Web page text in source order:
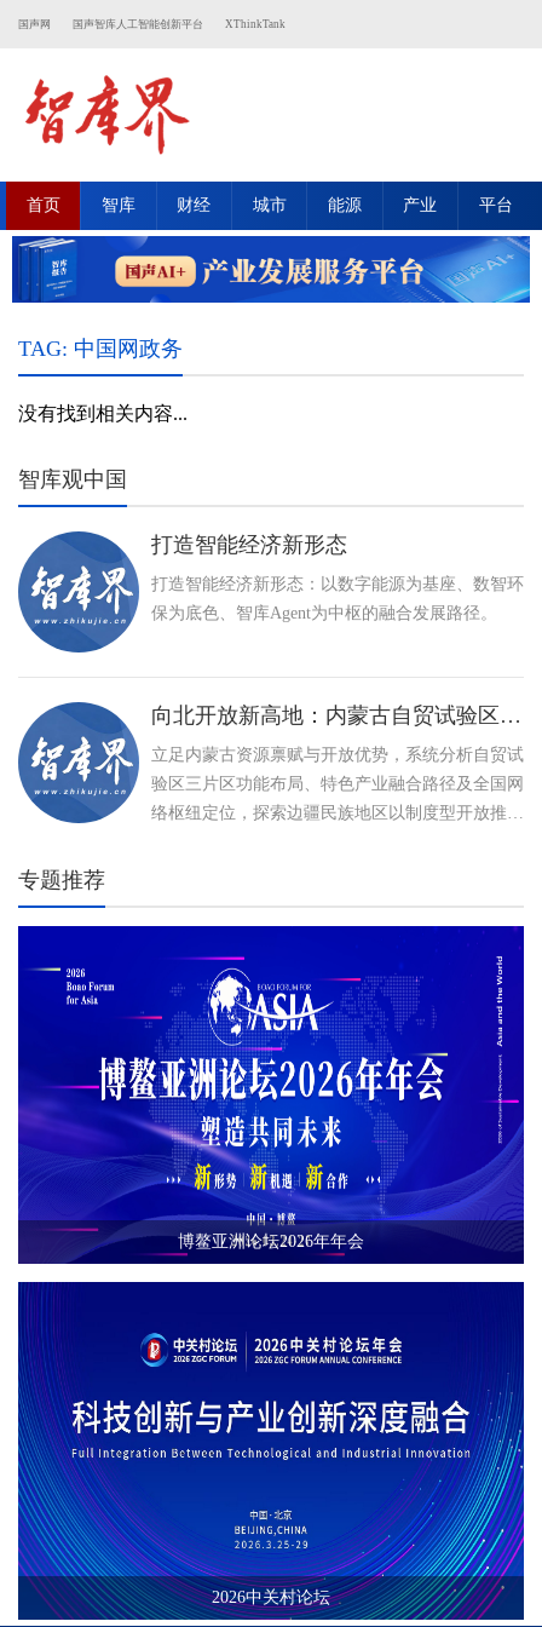
国声网 国声智库人工智能创新平台 XThinkTank
首页 智库 财经 城市 能源 产业 平台
TAG: 中国网政务
没有找到相关内容...
智库观中国
打造智能经济新形态
打造智能经济新形态：以数字能源为基座、数智环
保为底色、智库Agent为中枢的融合发展路径。
向北开放新高地：内蒙古自贸试验区建设与特色产业高质量发展路径
立足内蒙古资源禀赋与开放优势，系统分析自贸试
验区三片区功能布局、特色产业融合路径及全国网
络枢纽定位，探索边疆民族地区以制度型开放推动
专题推荐
博鳌亚洲论坛2026年年会
2026中关村论坛